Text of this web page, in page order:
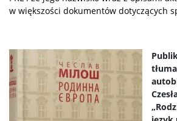
w większości dokumentów dotyczących